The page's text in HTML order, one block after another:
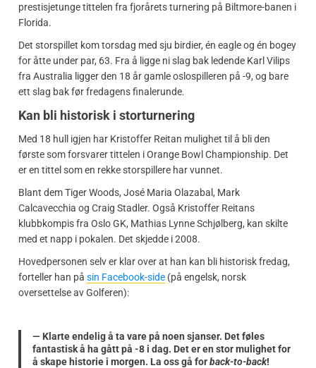
prestisjetunge tittelen fra fjorårets turnering på Biltmore-banen i
Florida.
Det storspillet kom torsdag med sju birdier, én eagle og én bogey
for åtte under par, 63. Fra å ligge ni slag bak ledende Karl Vilips
fra Australia ligger den 18 år gamle oslospilleren på -9, og bare
ett slag bak før fredagens finalerunde.
Kan bli historisk i storturnering
Med 18 hull igjen har Kristoffer Reitan mulighet til å bli den
første som forsvarer tittelen i Orange Bowl Championship. Det
er en tittel som en rekke storspillere har vunnet.
Blant dem Tiger Woods, José Maria Olazabal, Mark
Calcavecchia og Craig Stadler. Også Kristoffer Reitans
klubbkompis fra Oslo GK, Mathias Lynne Schjølberg, kan skilte
med et napp i pokalen. Det skjedde i 2008.
Hovedpersonen selv er klar over at han kan bli historisk fredag,
forteller han på sin Facebook-side (på engelsk, norsk
oversettelse av Golferen):
— Klarte endelig å ta vare på noen sjanser. Det føles
fantastisk å ha gått på -8 i dag. Det er en stor mulighet for
å skape historie i morgen. La oss gå forback-to-back!